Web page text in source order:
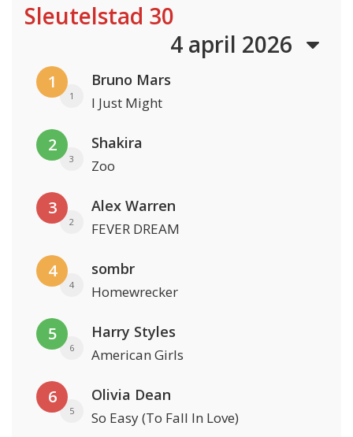
Sleutelstad 30
4 april 2026
1
1
Bruno Mars
I Just Might
2
3
Shakira
Zoo
3
2
Alex Warren
FEVER DREAM
4
4
sombr
Homewrecker
5
6
Harry Styles
American Girls
6
5
Olivia Dean
So Easy (To Fall In Love)